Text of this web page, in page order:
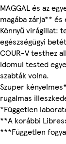
MAGGAL és az
magába zárja**
Könnyű virágillat:
egészségügyi
COUR-V testhez
idomul tested
szabták volna.
Szuper
rugalmas
*Független
**A korábbi
***Független